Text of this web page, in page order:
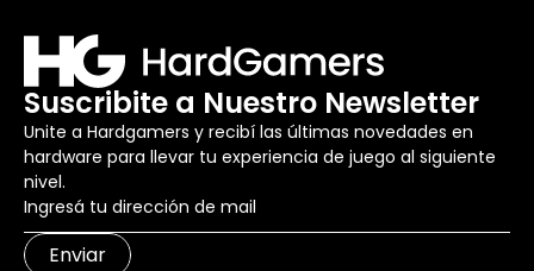
Suscribite a Nuestro Newsletter
Unite a Hardgamers y recibí las últimas novedades en
hardware para llevar tu experiencia de juego al siguiente
nivel.
Enviar